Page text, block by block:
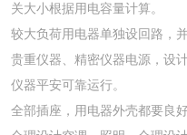
关大小根据用电容量计算。
较大负荷用电器单独设回路，
贵重仪器、精密仪器电源，设
仪器平安可靠运行。
全部插座，用电器外壳都要良